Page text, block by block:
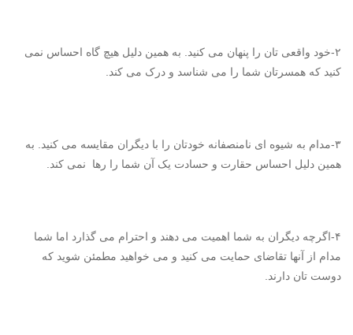
۲-خود واقعی تان را پنهان می کنید. به همین دلیل هیچ گاه احساس نمی
کنید که همسرتان شما را می شناسد و درک می کند.
۳-مدام به شیوه ای نامنصفانه خودتان را با دیگران مقایسه می کنید. به
همین دلیل احساس حقارت و حسادت یک آن شما را رها نمی کند.
۴-اگرچه دیگران به شما اهمیت می دهند و احترام می گذارد اما شما
مدام از آنها تقاضای حمایت می کنید و می خواهید مطمئن شوید که
دوست تان دارند.